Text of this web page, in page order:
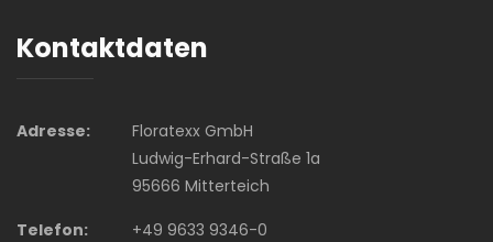
Kontaktdaten
Adresse:
Floratexx GmbH
Ludwig-Erhard-Straße 1a
95666 Mitterteich
Telefon:
+49 9633 9346-0